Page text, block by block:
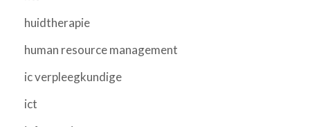
huidtherapie
human resource management
ic verpleegkundige
ict